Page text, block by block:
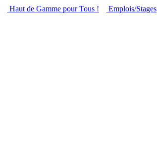
Haut de Gamme pour Tous !
Emplois/Stages